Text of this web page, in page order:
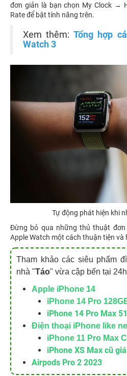
đơn giản là bạn chọn My Clock →
Rate để bật tính năng trên.
Xem thêm:Tổng hợp
Watch 3
Tự động phát hiện khi
Đừng bỏ qua những thủ thuật
Apple Watch một cách thuận tiện và
Tham khảo các siêu phẩm
nhà "Táo" vừa cập bến tại
Apple iPhone 14
iPhone 14 Pro
iPhone 14 Pro Max
Điện thoại iPhone like
iPhone 11 Pro Max
iPhone XS Max cũ
Airpods Pro 2 2023